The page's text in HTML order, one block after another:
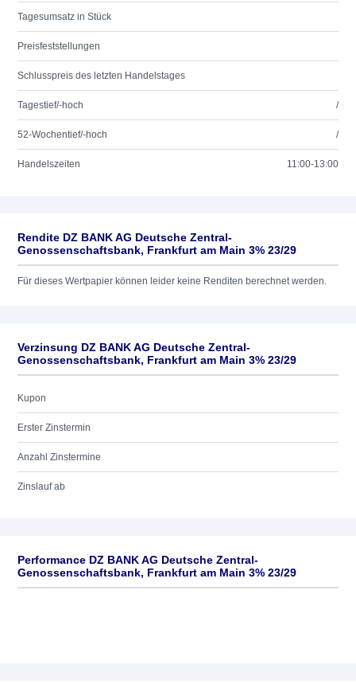
Tagesumsatz in Stück
Preisfeststellungen
Schlusspreis des letzten Handelstages
Tagestief/-hoch /
52-Wochentief/-hoch /
Handelszeiten 11:00-13:00
Rendite DZ BANK AG Deutsche Zentral-
Genossenschaftsbank, Frankfurt am Main 3% 23/29
Für dieses Wertpapier können leider keine Renditen berechnet werden.
Verzinsung DZ BANK AG Deutsche Zentral-
Genossenschaftsbank, Frankfurt am Main 3% 23/29
Kupon
Erster Zinstermin
Anzahl Zinstermine
Zinslauf ab
Performance DZ BANK AG Deutsche Zentral-
Genossenschaftsbank, Frankfurt am Main 3% 23/29